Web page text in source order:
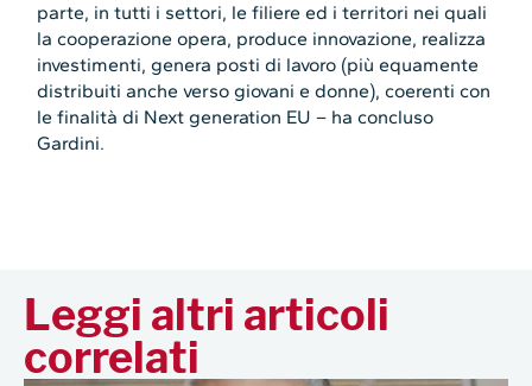
parte, in tutti i settori, le filiere ed i territori nei quali
la cooperazione opera, produce innovazione, realizza
investimenti, genera posti di lavoro (più equamente
distribuiti anche verso giovani e donne), coerenti con
le finalità di Next generation EU – ha concluso
Gardini.
Leggi altri articoli
correlati